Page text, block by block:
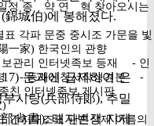
정 종 약 연 혁 찾아오시는
표 각파 문중 중시조 가문을 빛
一家) 한국인의 관향
관리 인터넷족보 등재
- 인
- 등재신청서작성견본 -
친 인터넷족보 게시판
)
간지대조표 관혼상제 이름의
錦城伯)에 봉해졌다.
문과에 급제하여 은
시랑(兵部侍郞), 추밀
尙書), 태자빈객 지제